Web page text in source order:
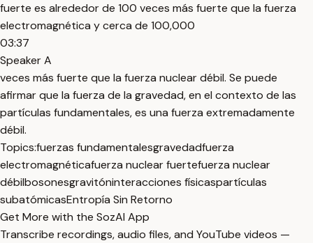
fuerte es alrededor de 100 veces más fuerte que la fuerza
electromagnética y cerca de 100,000
03:37
Speaker A
veces más fuerte que la fuerza nuclear débil. Se puede
afirmar que la fuerza de la gravedad, en el contexto de las
partículas fundamentales, es una fuerza extremadamente
débil.
Topics:fuerzas fundamentalesgravedadfuerza
electromagnéticafuerza nuclear fuertefuerza nuclear
débilbosonesgravitóninteracciones físicaspartículas
subatómicasEntropía Sin Retorno
Get More with the SozAI App
Transcribe recordings, audio files, and YouTube videos —